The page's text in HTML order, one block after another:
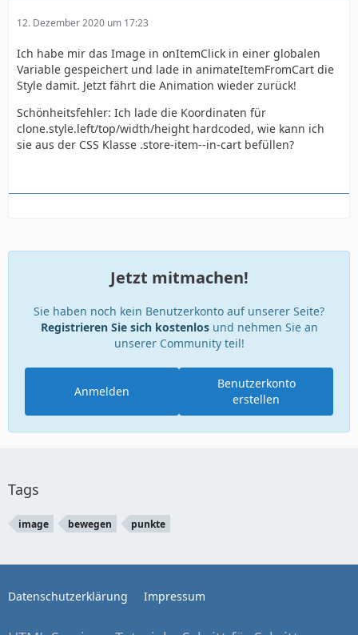
12. Dezember 2020 um 17:23
Ich habe mir das Image in onItemClick in einer globalen
Variable gespeichert und lade in animateItemFromCart die
Style damit. Jetzt fährt die Animation wieder zurück!
Schönheitsfehler: Ich lade die Koordinaten für
clone.style.left/top/width/height hardcoded, wie kann ich
sie aus der CSS Klasse .store-item--in-cart befüllen?
Jetzt mitmachen!
Sie haben noch kein Benutzerkonto auf unserer Seite?
Registrieren Sie sich kostenlosund nehmen Sie an
unserer Community teil!
Benutzerkonto
erstellen
Anmelden
Tags
image bewegen punkte
Datenschutzerklärung Impressum